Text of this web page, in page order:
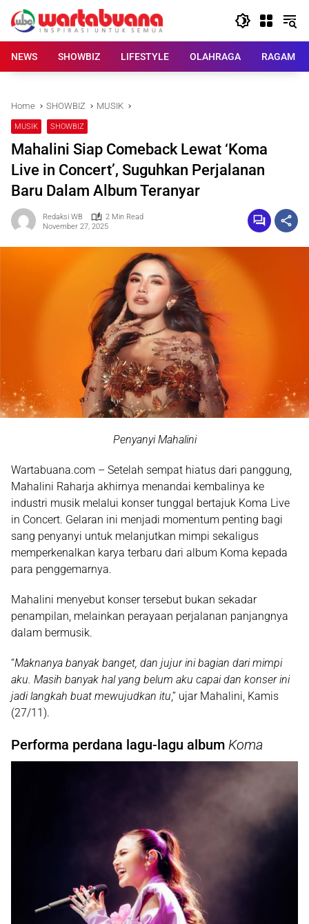
content
NEWS
SHOWBIZ LIFESTYLE OLAHRAGA RAGAM
Home SHOWBIZ MUSIK
MUSIK SHOWBIZ
Mahalini Siap Comeback Lewat ‘Koma
Live in Concert’, Suguhkan Perjalanan
Baru Dalam Album Teranyar
Redaksi WB
2 Min Read
November 27, 2025
Penyanyi Mahalini
Wartabuana.com – Setelah sempat hiatus dari panggung,
Mahalini Raharja akhirnya menandai kembalinya ke
industri musik melalui konser tunggal bertajuk Koma Live
in Concert. Gelaran ini menjadi momentum penting bagi
sang penyanyi untuk melanjutkan mimpi sekaligus
memperkenalkan karya terbaru dari album Koma kepada
para penggemarnya.
Mahalini menyebut konser tersebut bukan sekadar
penampilan, melainkan perayaan perjalanan panjangnya
dalam bermusik.
“Maknanya banyak banget, dan jujur ini bagian dari mimpi
aku. Masih banyak hal yang belum aku capai dan konser ini
jadi langkah buat mewujudkan itu,” ujar Mahalini, Kamis
(27/11).
Performa perdana lagu-lagu album Koma